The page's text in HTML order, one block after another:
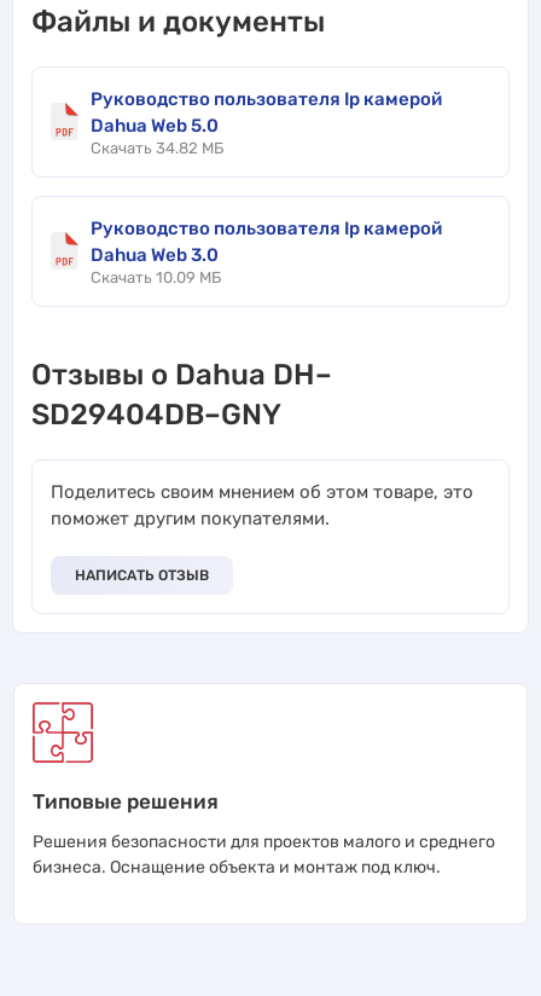
Файлы и документы
Руководство пользователя Ip камерой
Dahua Web 5.0
Скачать 34.82 МБ
Руководство пользователя Ip камерой
Dahua Web 3.0
Скачать 10.09 МБ
Отзывы о Dahua DH–
SD29404DB–GNY
Поделитесь своим мнением об этом товаре, это
поможет другим покупателями.
НАПИСАТЬ ОТЗЫВ
Типовые решения
Решения безопасности для проектов малого и среднего
бизнеса. Оснащение объекта и монтаж под ключ.